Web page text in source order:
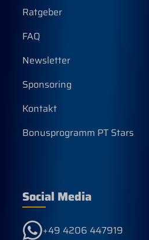
Ratgeber
FAQ
Newsletter
Sponsoring
Kontakt
Bonusprogramm PT Stars
Social Media
+49 4206 447919